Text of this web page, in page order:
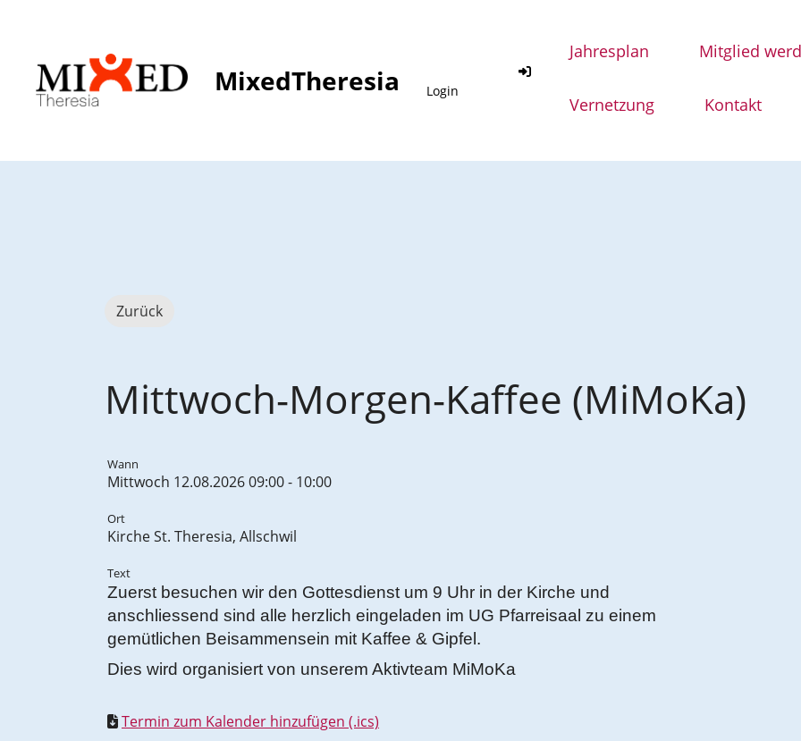
Jahresplan Mitglied
Vernetzung Kontakt
Login
MixedTheresia
Zurück
Mittwoch-Morgen-Kaffee (MiMoKa)
Wann
Mittwoch 12.08.2026 09:00 - 10:00
Ort
Kirche St. Theresia, Allschwil
Text
Zuerst besuchen wir den Gottesdienst um 9 Uhr in der Kirche und
anschliessend sind alle herzlich eingeladen im UG Pfarreisaal zu einem
gemütlichen Beisammensein mit Kaffee & Gipfel.
Dies wird organisiert von unserem Aktivteam MiMoKa
Termin zum Kalender hinzufügen (.ics)